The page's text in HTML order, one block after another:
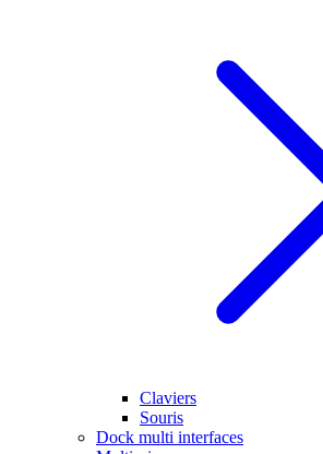
Claviers
Souris
Dock multi interfaces